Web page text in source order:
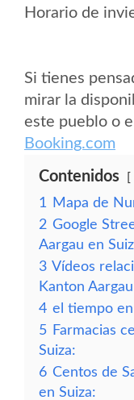
Horario de
Si tienes
mirar la
este pueblo o
Booking.com
Contenidos
1
Mapa de
2 Google
Aargau en
3 Vídeos
Kanton Aargau
4 el tiempo
5 Farmacias
Suiza:
6 Centos de
en Suiza: